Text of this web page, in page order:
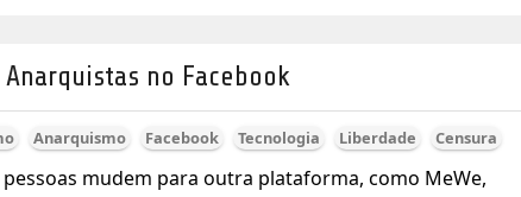
no Facebook
Anarquismo Facebook Tecnologia Liberdade Censura
mudem para outra plataforma, como MeWe,